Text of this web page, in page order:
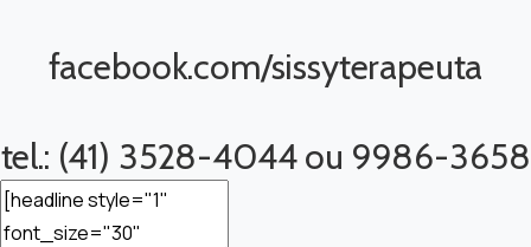
facebook.com/sissyterapeuta
tel.: (41) 3528-4044 ou 9986-3658